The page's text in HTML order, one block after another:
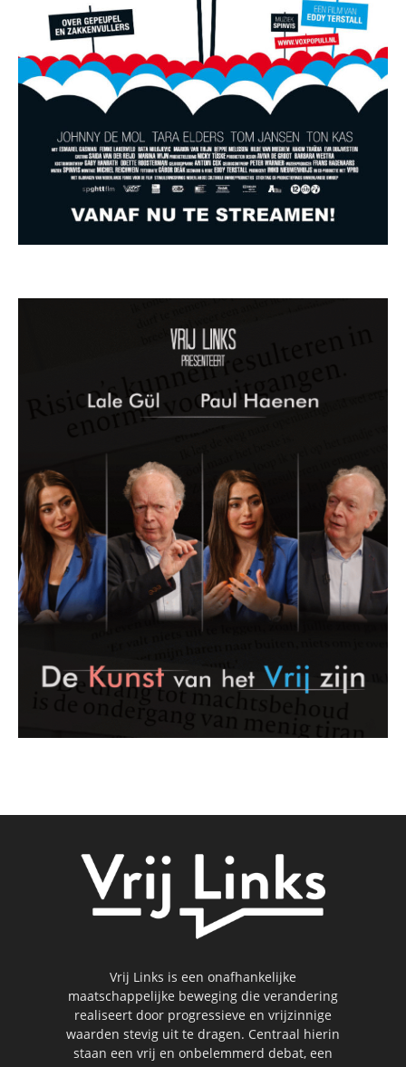
Vrij Links is een onafhankelijke
maatschappelijke beweging die verandering
realiseert door progressieve en vrijzinnige
waarden stevig uit te dragen. Centraal hierin
staan een vrij en onbelemmerd debat, een